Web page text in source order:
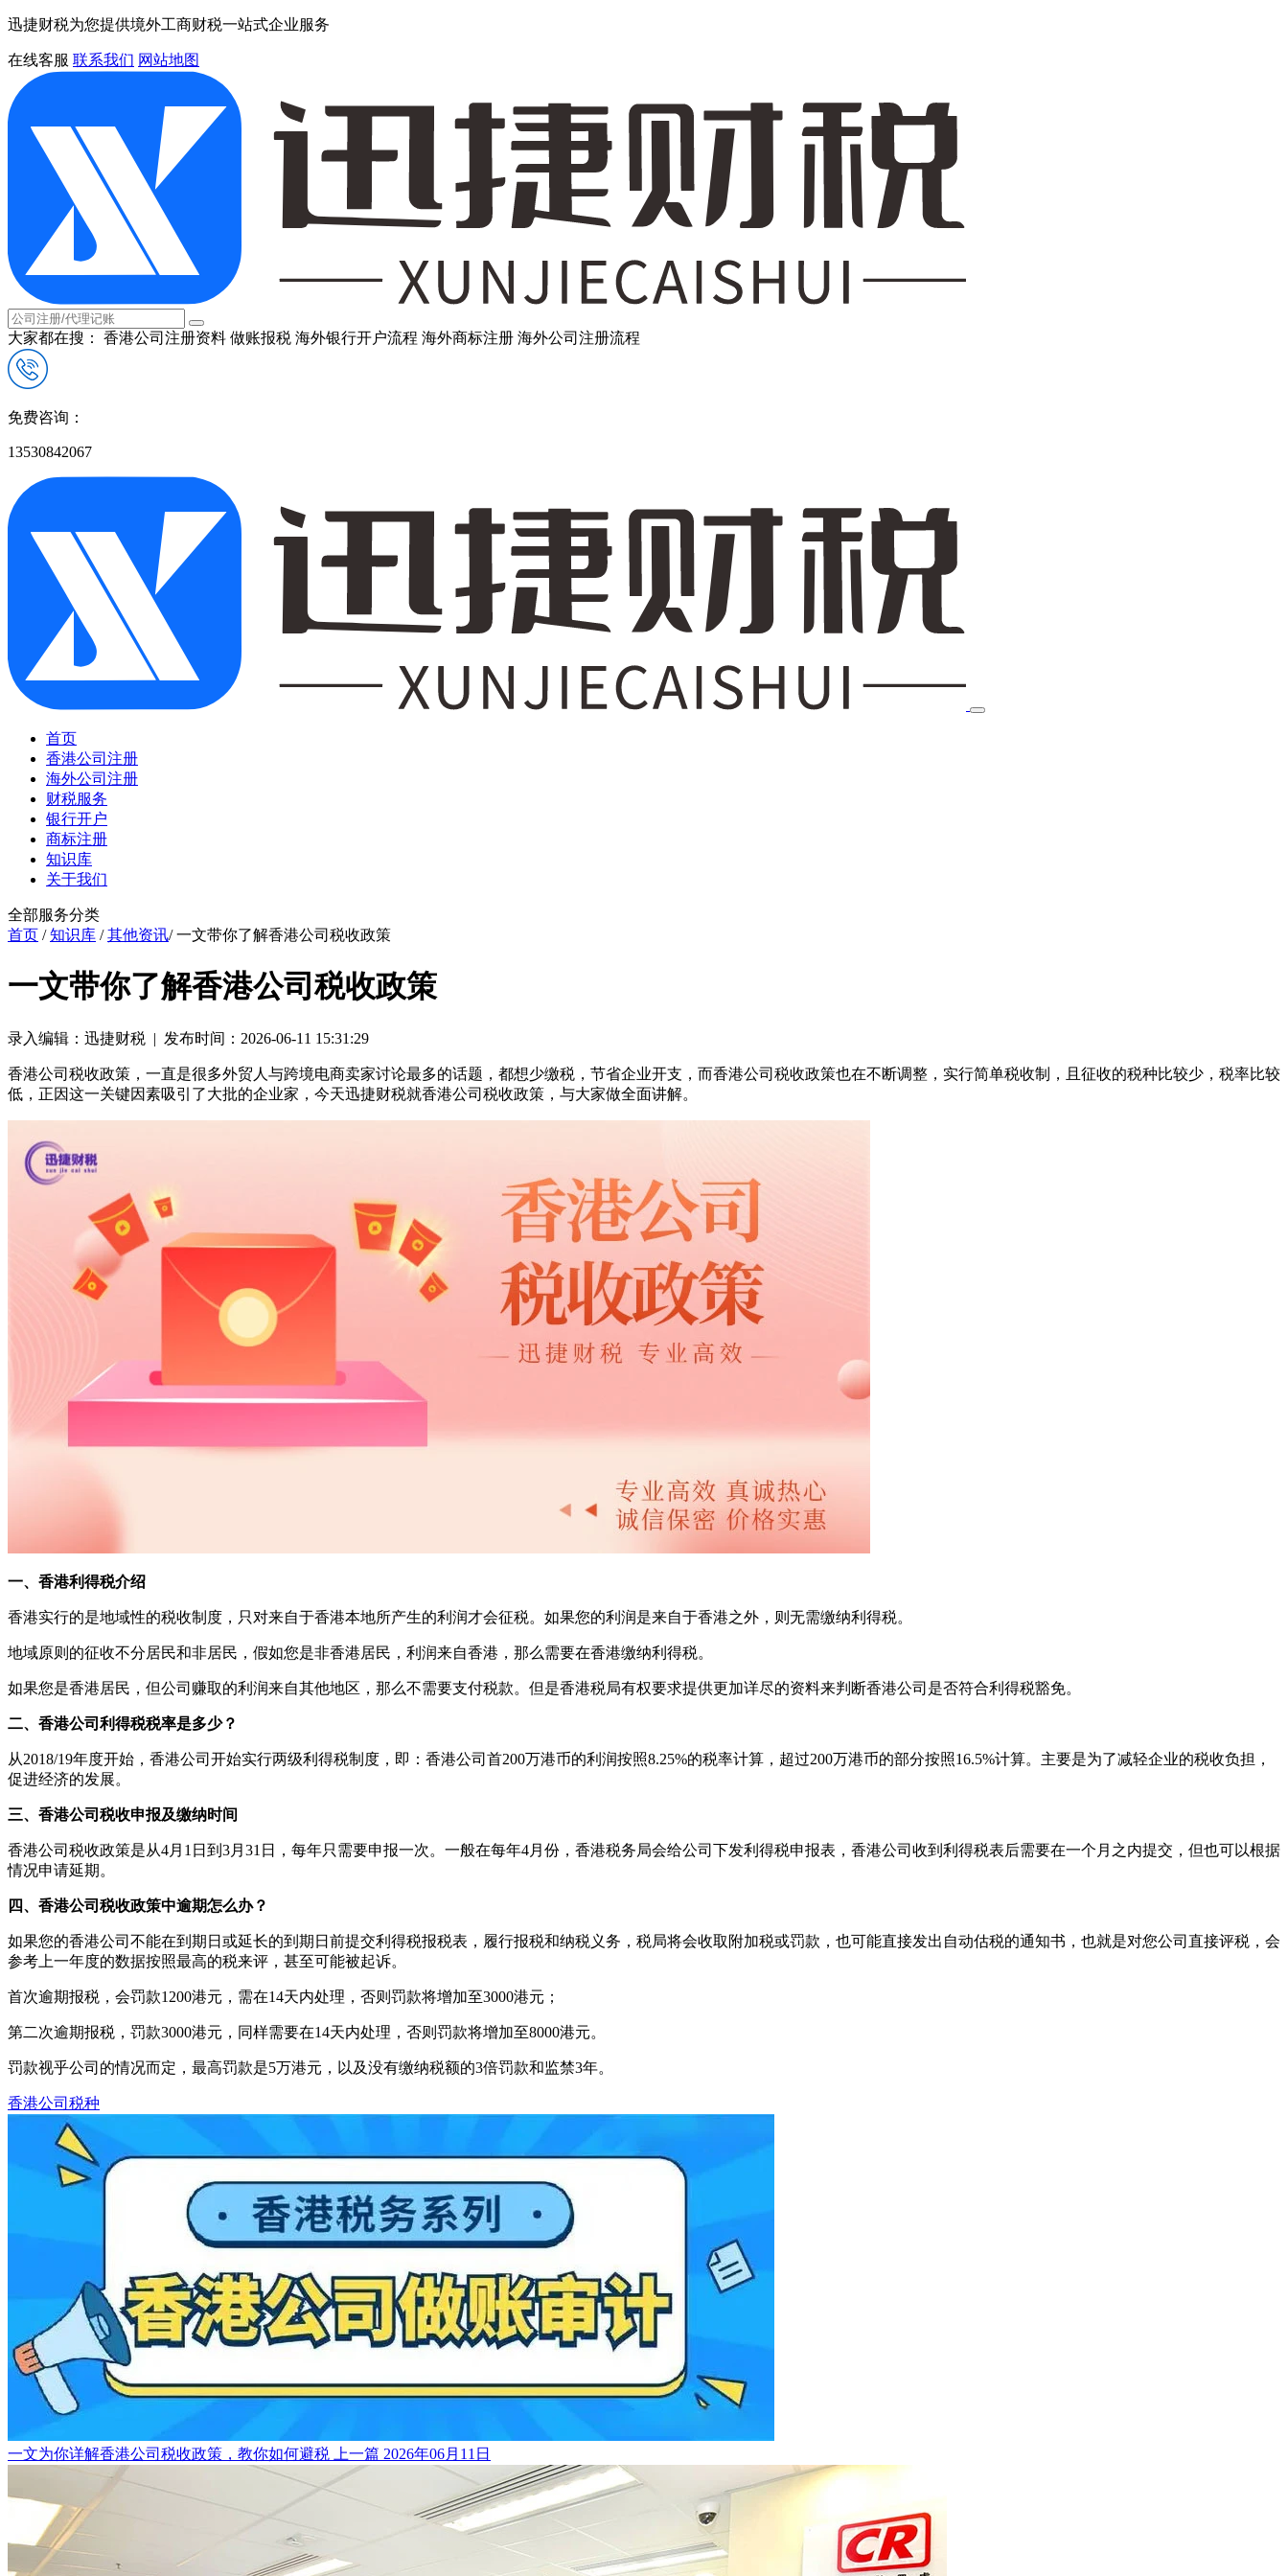
迅捷财税为您提供境外工商财税一站式企业服务
在线客服 联系我们 网站地图
大家都在搜： 香港公司注册资料 做账报税 海外银行开户流程 海外商标注册 海外公司注册流程
免费咨询：
13530842067
首页
香港公司注册
海外公司注册
财税服务
银行开户
商标注册
知识库
关于我们
全部服务分类
首页 /知识库 /其他资讯/ 一文带你了解香港公司税收政策
一文带你了解香港公司税收政策
录入编辑：迅捷财税 | 发布时间：2026-06-11 15:31:29
香港公司税收政策，一直是很多外贸人与跨境电商卖家讨论最多的话题，都想少缴税，节省企业开支，而香港公司税收政策也在不断调整，实行简单税收制，且征收的税种比较少，税率比较
低，正因这一关键因素吸引了大批的企业家，今天迅捷财税就香港公司税收政策，与大家做全面讲解。
一、香港利得税介绍
香港实行的是地域性的税收制度，只对来自于香港本地所产生的利润才会征税。如果您的利润是来自于香港之外，则无需缴纳利得税。
地域原则的征收不分居民和非居民，假如您是非香港居民，利润来自香港，那么需要在香港缴纳利得税。
如果您是香港居民，但公司赚取的利润来自其他地区，那么不需要支付税款。但是香港税局有权要求提供更加详尽的资料来判断香港公司是否符合利得税豁免。
二、 香港公司利得税税率是多少？
从2018/19年度开始，香港公司开始实行两级利得税制度，即：香港公司首200万港币的利润按照8.25%的税率计算，超过200万港币的部分按照16.5%计算。主要是为了减轻企业的税收负担，
促进经济的发展。
三、 香港公司税收申报及缴纳时间
香港公司税收政策是从4月1日到3月31日，每年只需要申报一次。一般在每年4月份，香港税务局会给公司下发利得税申报表，香港公司收到利得税表后需要在一个月之内提交，但也可以根据
情况申请延期。
四、 香港公司税收政策中逾期怎么办？
如果您的香港公司不能在到期日或延长的到期日前提交利得税报税表，履行报税和纳税义务，税局将会收取附加税或罚款，也可能直接发出自动估税的通知书，也就是对您公司直接评税，会
参考上一年度的数据按照最高的税来评，甚至可能被起诉。
首次逾期报税，会罚款1200港元，需在14天内处理，否则罚款将增加至3000港元；
第二次逾期报税，罚款3000港元，同样需要在14天内处理，否则罚款将增加至8000港元。
罚款视乎公司的情况而定，最高罚款是5万港元，以及没有缴纳税额的3倍罚款和监禁3年。
香港公司税种
一文为你详解香港公司税收政策，教你如何避税 上一篇 2026年06月11日